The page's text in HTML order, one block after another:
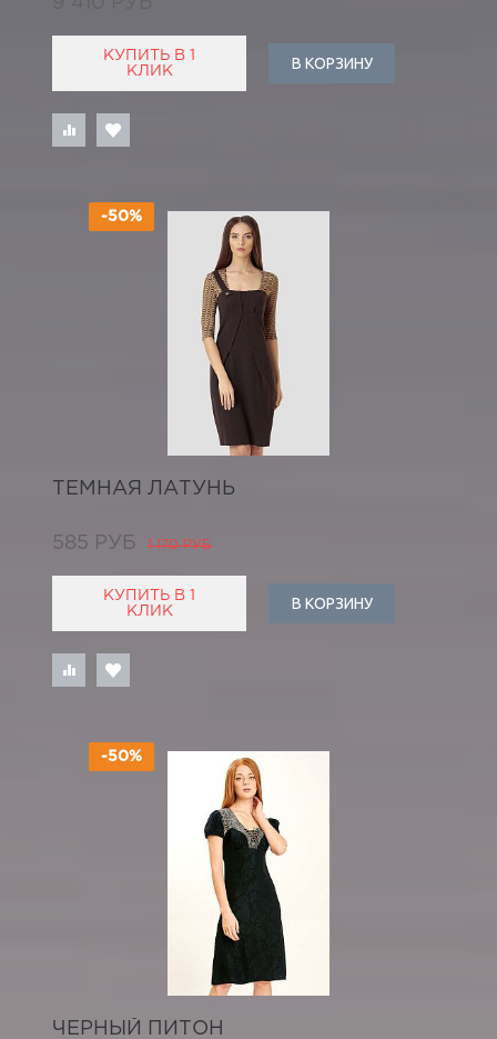
КУПИТЬ В 1
КЛИК
В КОРЗИНУ
-50%
ТЕМНАЯ ЛАТУНЬ
585 РУБ 1 170 РУБ
КУПИТЬ В 1
КЛИК
В КОРЗИНУ
-50%
ЧЕРНЫЙ ПИТОН